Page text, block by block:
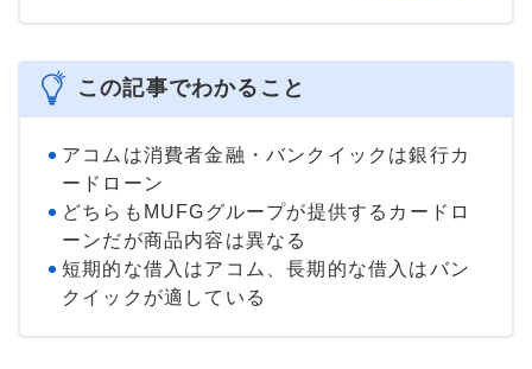
ン、FX、不動産、保険など、多くの金融領域における情報
メディアの編集・監修に携わり、実績は計2000本以上。ロ
ーン利用者へのインタビューなども多数実施し、専門知識
＞＞公式ページ
この記事でわかること
アコムは消費者金融・バンクイックは銀行カ
ードローン
どちらもMUFGグループが提供するカードロ
ーンだが商品内容は異なる
短期的な借入はアコム、長期的な借入はバン
クイックが適している